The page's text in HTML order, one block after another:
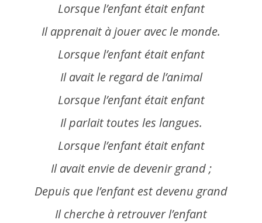
Lorsque l’enfant était enfant
Il apprenait à jouer avec le monde.
Lorsque l’enfant était enfant
Il avait le regard de l’animal
Lorsque l’enfant était enfant
Il parlait toutes les langues.
Lorsque l’enfant était enfant
Il avait enviede devenir grand ;
Depuis que l’enfant est devenu grand
Il cherche à retrouver l’enfant